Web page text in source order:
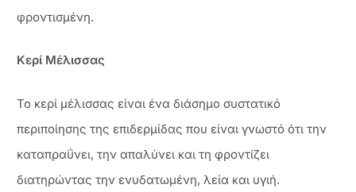
φροντισμένη.
Κερί Μέλισσας
Το κερί μέλισσας είναι ένα διάσημο συστατικό
περιποίησης της επιδερμίδας που είναι γνωστό ότι την
καταπραΰνει, την απαλύνει και τη φροντίζει
διατηρώντας την ενυδατωμένη, λεία και υγιή.